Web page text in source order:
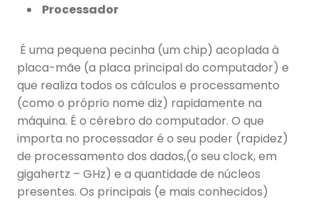
Processador
É uma pequena pecinha (um chip) acoplada à
placa-mãe (a placa principal do computador) e
que realiza todos os cálculos e processamento
(como o próprio nome diz) rapidamente na
máquina. É o cérebro do computador. O que
importa no processador é o seu poder (rapidez)
de processamento dos dados,(o seu clock, em
gigahertz – GHz) e a quantidade de núcleos
presentes. Os principais (e mais conhecidos)